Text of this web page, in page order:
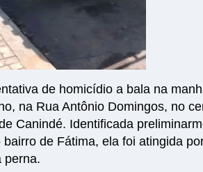
de homicídio a bala na
na Rua Antônio Domingos, no
Canindé. Identificada
de Fátima, ela foi atingida
perna.